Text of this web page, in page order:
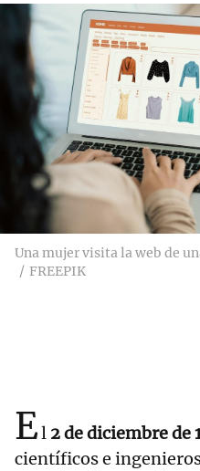
Una mujer visita la web de
FREEPIK
El 2 de diciembre de
científicos e